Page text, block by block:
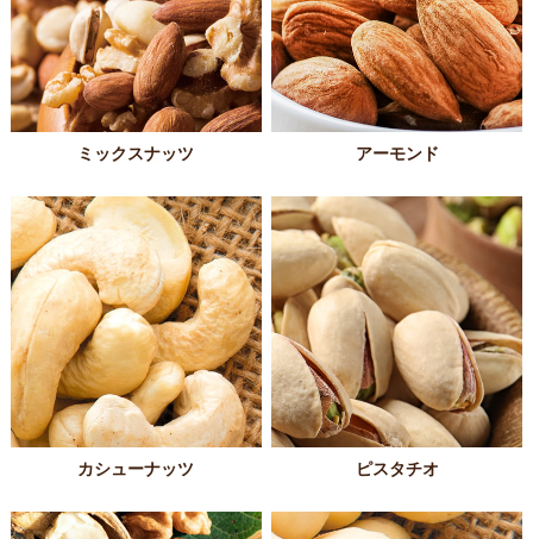
ミックスナッツ アーモンド
カシューナッツ ピスタチオ